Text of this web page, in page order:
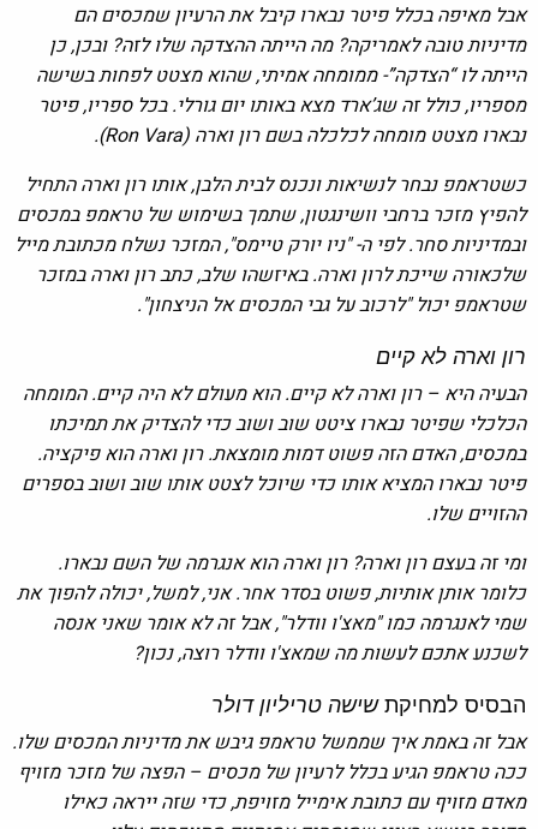
אבל מאיפה בכלל פיטר נבארו קיבל את הרעיון שמכסים הם
מדיניות טובה לאמריקה? מה הייתה ההצדקה שלו לזה? ובכן, כן
הייתה לו “הצדקה”- ממומחה אמיתי, שהוא מצטט לפחות בשישה
מספריו, כולל זה שג’ארד מצא באותו יום גורלי. בכל ספריו, פיטר
נבארו מצטט מומחה לכלכלה בשם רון וארה (Ron Vara).
כשטראמפ נבחר לנשיאות ונכנס לבית הלבן, אותו רון וארה התחיל
להפיץ מזכר ברחבי וושינגטון, שתמך בשימוש של טראמפ במכסים
ובמדיניות סחר. לפי ה- "ניו יורק טיימס", המזכר נשלח מכתובת מייל
שלכאורה שייכת לרון וארה. באיזשהו שלב, כתב רון וארה במזכר
שטראמפ יכול "לרכוב על גבי המכסים אל הניצחון".
רון וארה לא קיים
הבעיה היא – רון וארה לא קיים. הוא מעולם לא היה קיים. המומחה
הכלכלי שפיטר נבארו ציטט שוב ושוב כדי להצדיק את תמיכתו
במכסים, האדם הזה פשוט דמות מומצאת. רון וארה הוא פיקציה.
פיטר נבארו המציא אותו כדי שיוכל לצטט אותו שוב ושוב בספרים
ההזויים שלו.
ומי זה בעצם רון וארה? רון וארה הוא אנגרמה של השם נבארו.
כלומר אותן אותיות, פשוט בסדר אחר. אני, למשל, יכולה להפוך את
שמי לאנגרמה כמו "מאצ'ו וודלר", אבל זה לא אומר שאני אנסה
לשכנע אתכם לעשות מה שמאצ'ו וודלר רוצה, נכון?
הבסיס למחיקתשישה טריליון דולר
אבל זה באמת איך שממשל טראמפ גיבש את מדיניות המכסים שלו.
ככה טראמפ הגיע בכלל לרעיון של מכסים – הפצה של מזכר מזויף
מאדם מזויף עם כתובת אימייל מזויפת, כדי שזה ייראה כאילו